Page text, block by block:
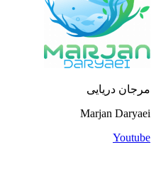
مرجان دریایی
Marjan Daryaei
Youtube